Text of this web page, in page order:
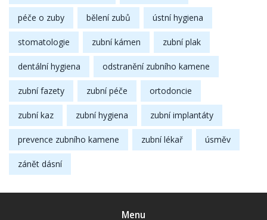
péče o zuby bělení zubů ústní hygiena
stomatologie zubní kámen zubní plak
dentální hygiena odstranění zubního kamene
zubní fazety zubní péče ortodoncie
zubní kaz zubní hygiena zubní implantáty
prevence zubního kamene zubní lékař úsměv
zánět dásní
Menu